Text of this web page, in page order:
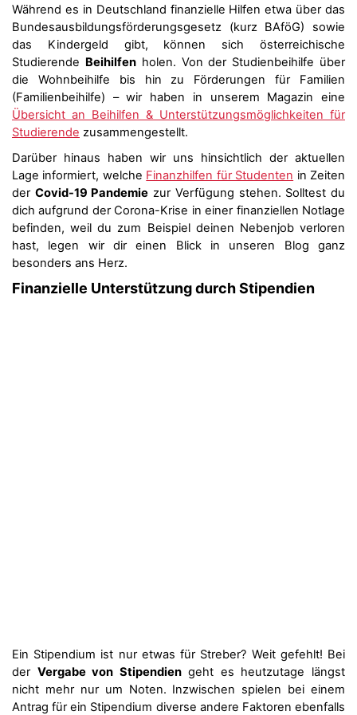
Während es in Deutschland finanzielle Hilfen etwa über das
Bundesausbildungsförderungsgesetz (kurz BAföG) sowie
das Kindergeld gibt, können sich österreichische
Studierende Beihilfenholen. Von der Studienbeihilfe über
die Wohnbeihilfe bis hin zu Förderungen für Familien
(Familienbeihilfe) – wir haben in unserem Magazin eine
Übersicht an Beihilfen & Unterstützungsmöglichkeiten für
Studierende zusammengestellt.
Darüber hinaus haben wir uns hinsichtlich der aktuellen
Lage informiert, welche Finanzhilfen für Studenten in Zeiten
der Covid-19 Pandemie zur Verfügung stehen. Solltest du
dich aufgrund der Corona-Krise in einer finanziellen Notlage
befinden, weil du zum Beispiel deinen Nebenjob verloren
hast, legen wir dir einen Blick in unseren Blog ganz
besonders ans Herz.
Finanzielle Unterstützung durch Stipendien
Ein Stipendium ist nur etwas für Streber? Weit gefehlt! Bei
der Vergabe von Stipendiengeht es heutzutage längst
nicht mehr nur um Noten. Inzwischen spielen bei einem
Antrag für ein Stipendium diverse andere Faktoren ebenfalls